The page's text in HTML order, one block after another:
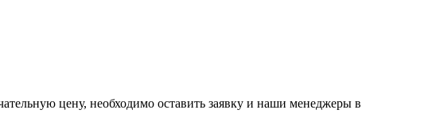
цену, необходимо оставить заявку и наши менеджеры в